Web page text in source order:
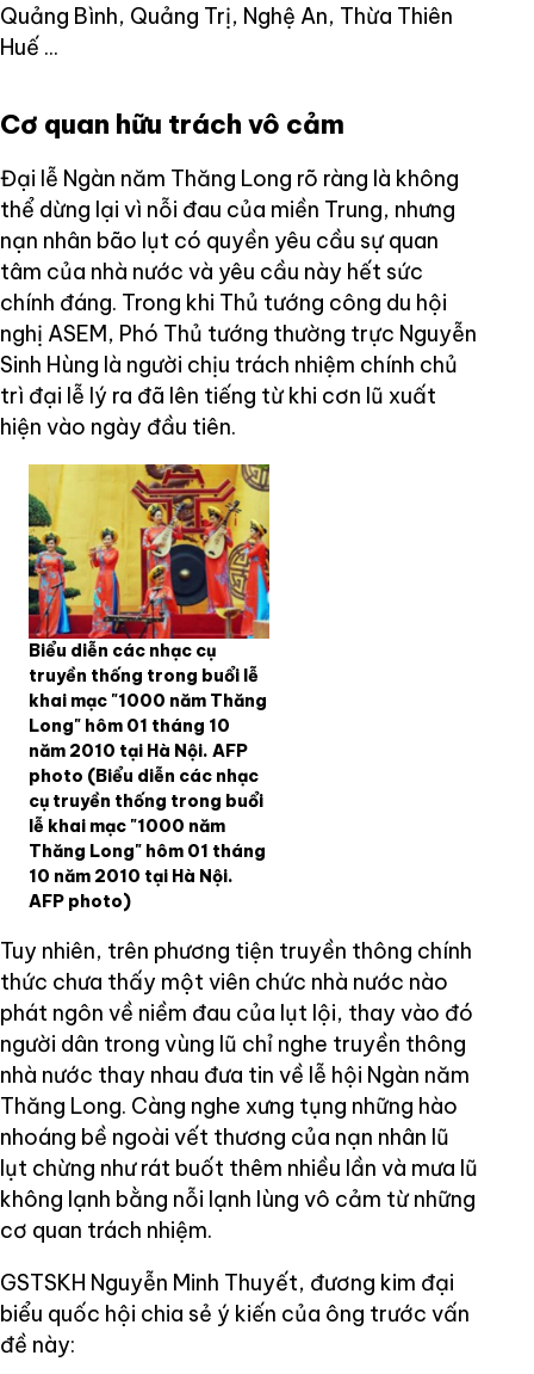
Quảng Bình, Quảng Trị, Nghệ An, Thừa Thiên
Huế ...
Cơ quan hữu trách vô cảm
Đại lễ Ngàn năm Thăng Long rõ ràng là không
thể dừng lại vì nỗi đau của miền Trung, nhưng
nạn nhân bão lụt có quyền yêu cầu sự quan
tâm của nhà nước và yêu cầu này hết sức
chính đáng. Trong khi Thủ tướng công du hội
nghị ASEM, Phó Thủ tướng thường trực Nguyễn
Sinh Hùng là người chịu trách nhiệm chính chủ
trì đại lễ lý ra đã lên tiếng từ khi cơn lũ xuất
hiện vào ngày đầu tiên.
Biểu diễn các nhạc cụ
truyền thống trong buổi lễ
khai mạc "1000 năm Thăng
Long" hôm 01 tháng 10
năm 2010 tại Hà Nội. AFP
photo (Biểu diễn các nhạc
cụ truyền thống trong buổi
lễ khai mạc "1000 năm
Thăng Long" hôm 01 tháng
10 năm 2010 tại Hà Nội.
AFP photo)
Tuy nhiên, trên phương tiện truyền thông chính
thức chưa thấy một viên chức nhà nước nào
phát ngôn về niềm đau của lụt lội, thay vào đó
người dân trong vùng lũ chỉ nghe truyền thông
nhà nước thay nhau đưa tin về lễ hội Ngàn năm
Thăng Long. Càng nghe xưng tụng những hào
nhoáng bề ngoài vết thương của nạn nhân lũ
lụt chừng như rát buốt thêm nhiều lần và mưa lũ
không lạnh bằng nỗi lạnh lùng vô cảm từ những
cơ quan trách nhiệm.
GSTSKH Nguyễn Minh Thuyết, đương kim đại
biểu quốc hội chia sẻ ý kiến của ông trước vấn
đề này: